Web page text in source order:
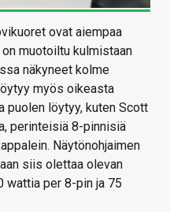
ovat aiempaa
muotoiltu kulmistaan
näkyneet kolme
myös oikeasta
puolen löytyy, kuten Scott
perinteisiä 8-pinnisiä
Näytönohjaimen
siis olettaa olevan
wattia per 8-pin ja 75